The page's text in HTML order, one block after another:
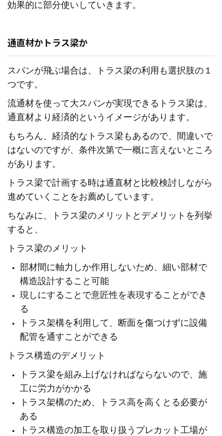
効果的に部分使いしていきます。
通直材かトラス梁か
スパンが飛ぶ場合は、トラス梁の利用も選択肢の１
つです。
流通材を使って大スパンが実現できるトラス梁は、
通直材より経済的というイメージがあります。
もちろん、経済的なトラス梁もあるので、 間違いで
はないのですが、条件次第で一概に言えないところ
があります。
トラス梁で計画する時は通直材と 比較検討しながら
進めていくことをお薦めしています。
ちなみに、トラス梁のメリットとデメリットを列挙
すると、
トラス梁のメリット
部材間に軸力しか作用しないため、細い部材で
構造設計すること可能
現しにすることで意匠性を表現することができ
る
トラス架構を利用して、断面を傷つけずに設備
配管を通すことができる
トラス構造のデメリット
トラス梁を組み上げなければならないので、施
工に労力がかかる
トラス架構のため、トラス高を高くとる必要が
ある
トラス構造の加工を取り扱うプレカット工場が